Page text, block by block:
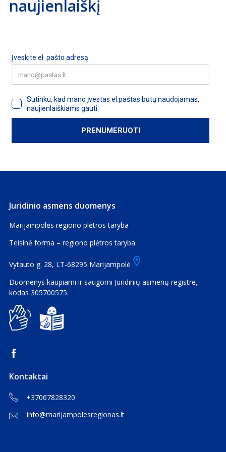
naujienlaiškį
Juridinio asmens duomenys
Marijampolės regiono plėtros taryba
Teisinė forma – regiono plėtros taryba
Vytauto g. 28, LT-68295 Marijampolė
Duomenys kaupiami ir saugomi Juridinių asmenų registre,
kodas 305700575.
Kontaktai
+37067828320
info@marijampolesregionas.lt